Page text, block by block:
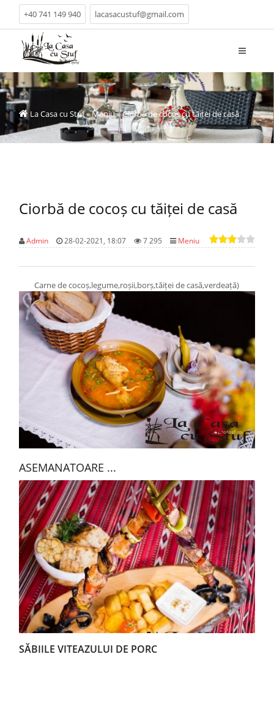
+40 741 149 940 lacasacustuf@gmail.com
La Casa cu Stuf»Meniu» Ciorbă de cocoș cu tăiței de casă
Ciorbă de cocoș cu tăiței de casă
Admin 28-02-2021, 18:07 7 295 Meniu
Carne de cocoș,legume,roșii,borș,tăiței de casă,verdeață)
ASEMANATOARE ...
SĂBIILE VITEAZULUI DE PORC